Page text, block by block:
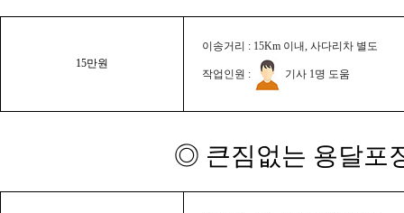
15만원
이송거리 : 15Km 이내, 사다리차 별도
작업인원 : 기사 1명 도움
◎ 큰짐없는 용달포